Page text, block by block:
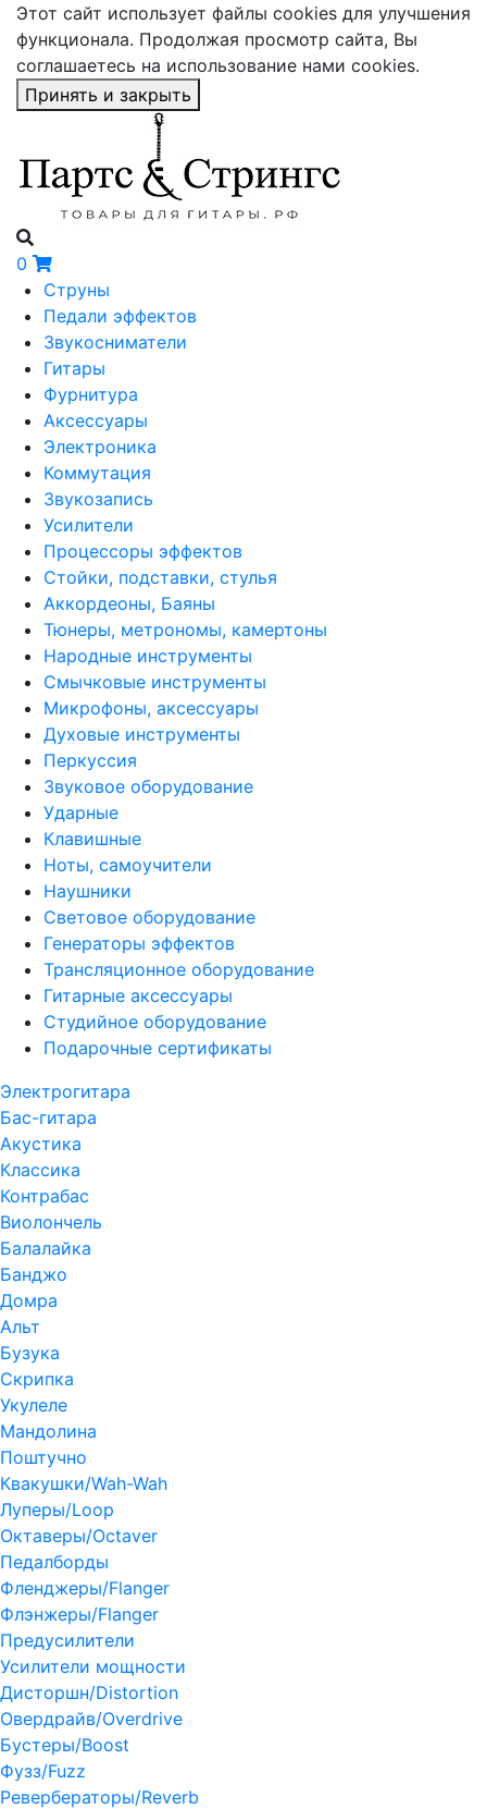
Этот сайт использует файлы cookies для улучшения
функционала. Продолжая просмотр сайта, Вы
соглашаетесь на использование нами cookies.
Принять и закрыть
0
Струны
Педали эффектов
Звукосниматели
Гитары
Фурнитура
Аксессуары
Электроника
Коммутация
Звукозапись
Усилители
Процессоры эффектов
Стойки, подставки, стулья
Аккордеоны, Баяны
Тюнеры, метрономы, камертоны
Народные инструменты
Смычковые инструменты
Микрофоны, аксессуары
Духовые инструменты
Перкуссия
Звуковое оборудование
Ударные
Клавишные
Ноты, самоучители
Наушники
Световое оборудование
Генераторы эффектов
Трансляционное оборудование
Гитарные аксессуары
Студийное оборудование
Подарочные сертификаты
Электрогитара
Бас-гитара
Акустика
Классика
Контрабас
Виолончель
Балалайка
Банджо
Домра
Альт
Бузука
Скрипка
Укулеле
Мандолина
Поштучно
Квакушки/Wah-Wah
Луперы/Loop
Октаверы/Octaver
Педалборды
Фленджеры/Flanger
Флэнжеры/Flanger
Предусилители
Усилители мощности
Дисторшн/Distortion
Овердрайв/Overdrive
Бустеры/Boost
Фузз/Fuzz
Ревербераторы/Reverb